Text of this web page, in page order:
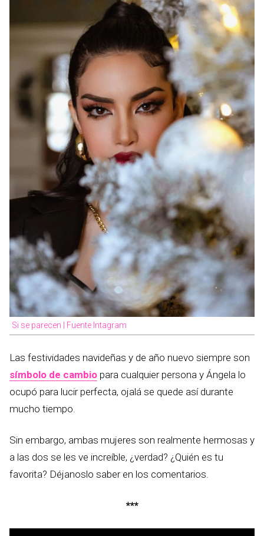
Si se parecen | Fuente Intagram
Las festividades navideñas y de año nuevo siempre son
símbolo de cambio para cualquier persona y Ángela lo
ocupó para lucir perfecta, ojalá se quede así durante
mucho tiempo.
Sin embargo, ambas mujeres son realmente hermosas y
a las dos se les ve increíble, ¿verdad? ¿Quién es tu
favorita? Déjanoslo saber en los comentarios.
***